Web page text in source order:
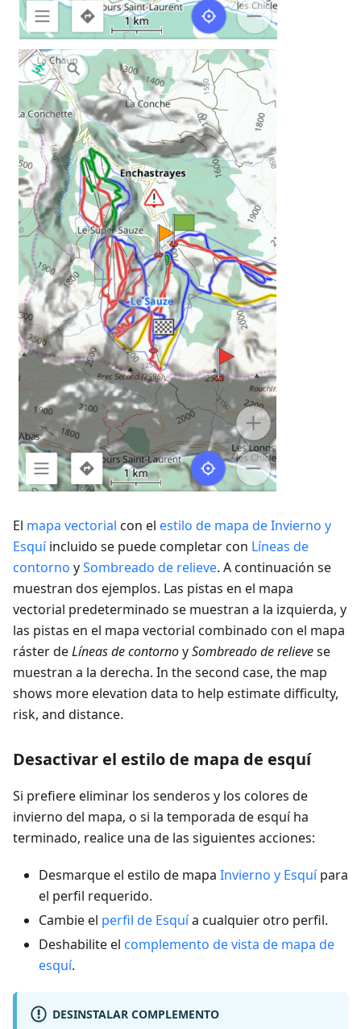
El mapa vectorial con el estilo de mapa de Invierno y
Esquíincluido se puede completar con Líneas de
contorno ySombreado de relieve. A continuación se
muestran dos ejemplos. Las pistas en el mapa
vectorial predeterminado se muestran a la izquierda, y
las pistas en el mapa vectorial combinado con el mapa
ráster deLíneas de contornoySombreado de relievese
muestran a la derecha. In the second case, the map
shows more elevation data to help estimate difficulty,
risk, and distance.
Desactivar el estilo de mapa de esquí
Si prefiere eliminar los senderos y los colores de
invierno del mapa, o si la temporada de esquí ha
terminado, realice una de las siguientes acciones:
Desmarque el estilo de mapa Invierno y Esquípara
el perfil requerido.
Cambie el perfil de Esquía cualquier otro perfil.
Deshabilite el complemento de vista de mapa de
esquí.
DESINSTALAR COMPLEMENTO